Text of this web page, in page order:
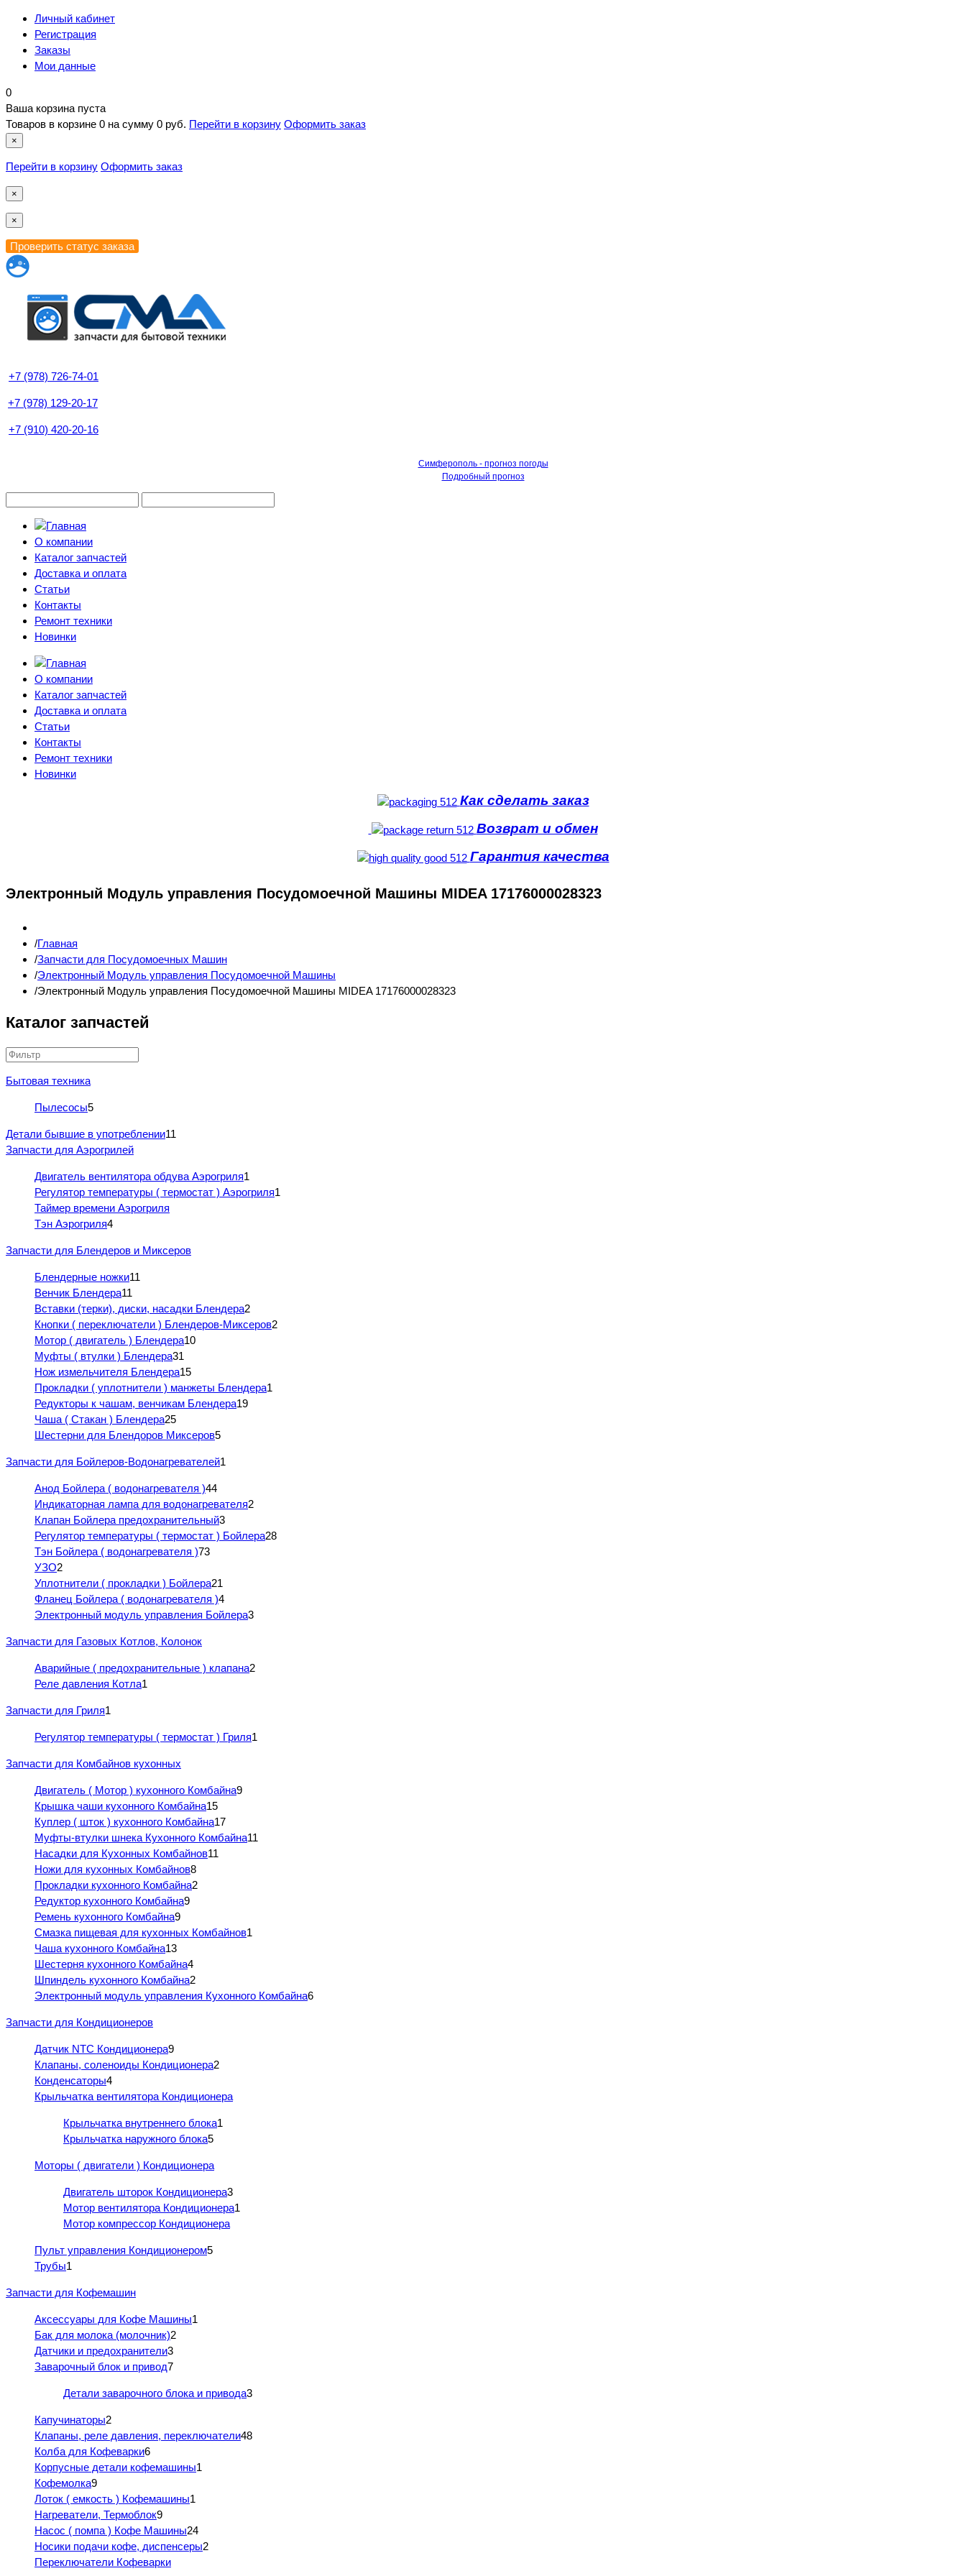
Личный кабинет
Регистрация
Заказы
Мои данные
0
Ваша корзина пуста
Товаров в корзине 0 на сумму 0 руб. Перейти в корзину Оформить заказ
×
Перейти в корзину Оформить заказ
×
×
+7 (978) 726-74-01
+7 (978) 129-20-17
+7 (910) 420-20-16
Симферополь - прогноз погоды
Подробный прогноз
О компании
Каталог запчастей
Доставка и оплата
Статьи
Контакты
Ремонт техники
Новинки
О компании
Каталог запчастей
Доставка и оплата
Статьи
Контакты
Ремонт техники
Новинки
Как сделать заказ
Возврат и обмен
Гарантия качества
Электронный Модуль управления Посудомоечной Машины MIDEA 17176000028323
Главная
Запчасти для Посудомоечных Машин
Электронный Модуль управления Посудомоечной Машины
Электронный Модуль управления Посудомоечной Машины MIDEA 17176000028323
Каталог запчастей
Бытовая техника
Пылесосы5
Детали бывшие в употреблении11
Запчасти для Аэрогрилей
Двигатель вентилятора обдува Аэрогриля1
Регулятор температуры ( термостат ) Аэрогриля1
Таймер времени Аэрогриля
Тэн Аэрогриля4
Запчасти для Блендеров и Миксеров
Блендерные ножки11
Венчик Блендера11
Вставки (терки), диски, насадки Блендера2
Кнопки ( переключатели ) Блендеров-Миксеров2
Мотор ( двигатель ) Блендера10
Муфты ( втулки ) Блендера31
Нож измельчителя Блендера15
Прокладки ( уплотнители ) манжеты Блендера1
Редукторы к чашам, венчикам Блендера19
Чаша ( Стакан ) Блендера25
Шестерни для Блендоров Миксеров5
Запчасти для Бойлеров-Водонагревателей1
Анод Бойлера ( водонагревателя )44
Индикаторная лампа для водонагревателя2
Клапан Бойлера предохранительный3
Регулятор температуры ( термостат ) Бойлера28
Тэн Бойлера ( водонагревателя )73
УЗО2
Уплотнители ( прокладки ) Бойлера21
Фланец Бойлера ( водонагревателя )4
Электронный модуль управления Бойлера3
Запчасти для Газовых Котлов, Колонок
Аварийные ( предохранительные ) клапана2
Реле давления Котла1
Запчасти для Гриля1
Регулятор температуры ( термостат ) Гриля1
Запчасти для Комбайнов кухонных
Двигатель ( Мотор ) кухонного Комбайна9
Крышка чаши кухонного Комбайна15
Куплер ( шток ) кухонного Комбайна17
Муфты-втулки шнека Кухонного Комбайна11
Насадки для Кухонных Комбайнов11
Ножи для кухонных Комбайнов8
Прокладки кухонного Комбайна2
Редуктор кухонного Комбайна9
Ремень кухонного Комбайна9
Смазка пищевая для кухонных Комбайнов1
Чаша кухонного Комбайна13
Шестерня кухонного Комбайна4
Шпиндель кухонного Комбайна2
Электронный модуль управления Кухонного Комбайна6
Запчасти для Кондиционеров
Датчик NTC Кондиционера9
Клапаны, соленоиды Кондиционера2
Конденсаторы4
Крыльчатка вентилятора Кондиционера
Крыльчатка внутреннего блока1
Крыльчатка наружного блока5
Моторы ( двигатели ) Кондиционера
Двигатель шторок Кондиционера3
Мотор вентилятора Кондиционера1
Мотор компрессор Кондиционера
Пульт управления Кондиционером5
Трубы1
Запчасти для Кофемашин
Аксессуары для Кофе Машины1
Бак для молока (молочник)2
Датчики и предохранители3
Заварочный блок и привод7
Детали заварочного блока и привода3
Капучинаторы2
Клапаны, реле давления, переключатели48
Колба для Кофеварки6
Корпусные детали кофемашины1
Кофемолка9
Лоток ( емкость ) Кофемашины1
Нагреватели, Термоблок9
Насос ( помпа ) Кофе Машины24
Носики подачи кофе, диспенсеры2
Переключатели Кофеварки